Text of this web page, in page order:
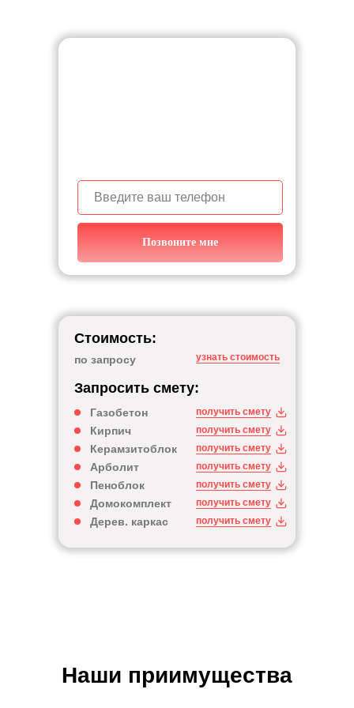
Стоимость:
по запросу узнать стоимость
Запросить смету:
Газобетон
Кирпич
Позвоните мне
Керамзитоблок
Арболит
Пеноблок
Домокомплект
получить смету
Дерев. каркас
получить смету
получить смету
получить смету
получить смету
получить смету
получить смету
Наши приимущества